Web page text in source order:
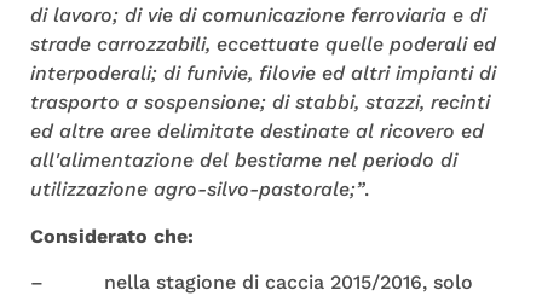
di lavoro; di vie di comunicazione ferroviaria e di
strade carrozzabili, eccettuate quelle poderali ed
interpoderali; di funivie, filovie ed altri impianti di
trasporto a sospensione; di stabbi, stazzi, recinti
ed altre aree delimitate destinate al ricovero ed
all'alimentazione del bestiame nel periodo di
utilizzazione agro-silvo-pastorale;”.
Considerato che:
– nella stagione di caccia 2015/2016, solo